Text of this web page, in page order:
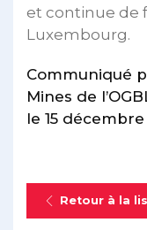
et continue de
Luxembourg.
Communiqué
Mines de
le 15
Retour à la